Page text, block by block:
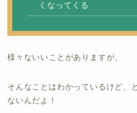
くなってくる
様々ないいことがありますが、
そんなことはわかっているけど、
ないんだよ！